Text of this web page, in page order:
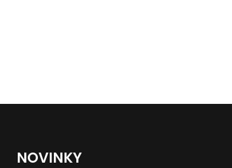
NOVINKY